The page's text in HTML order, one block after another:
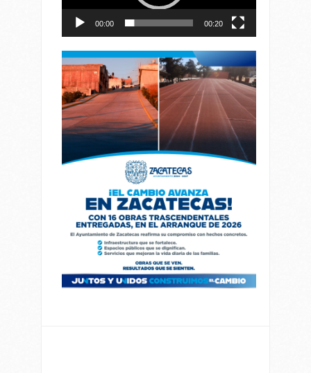
00:00 00:20